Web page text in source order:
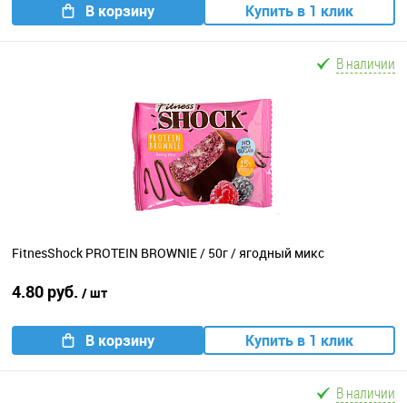
В корзину Купить в 1 клик
В наличии
FitnesShock PROTEIN BROWNIE / 50г / ягодный микс
4.80 руб. / шт
В корзину Купить в 1 клик
В наличии